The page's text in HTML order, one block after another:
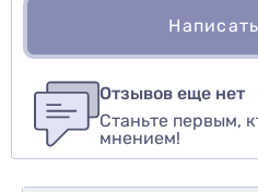
авторизуйтесь иливойдите
Оценить товар
Отзывов еще нет
Станьте первым,
мнением!